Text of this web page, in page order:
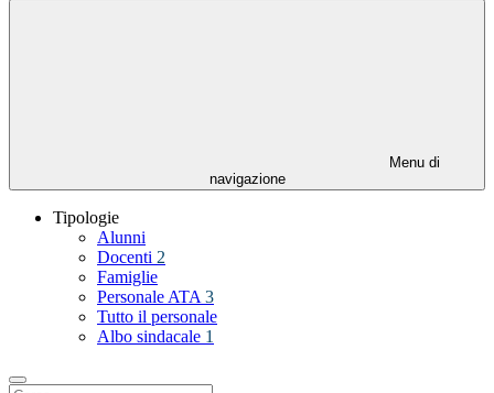
Menu di
navigazione
Tipologie
Alunni
Docenti 2
Famiglie
Personale ATA 3
Tutto il personale
Albo sindacale 1